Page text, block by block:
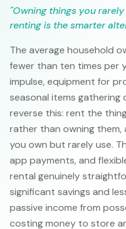
"Owning things you
renting is the smarter
The average household
fewer than ten times per
impulse, equipment for
seasonal items gathering
reverse this: rent the
rather than owning them,
you own but rarely use.
app payments, and
rental genuinely
significant savings and
passive income from
costing money to store